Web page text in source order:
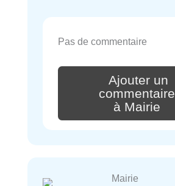
Pas de commentaire
Ajouter un
commentaire
à Mairie
Mairie